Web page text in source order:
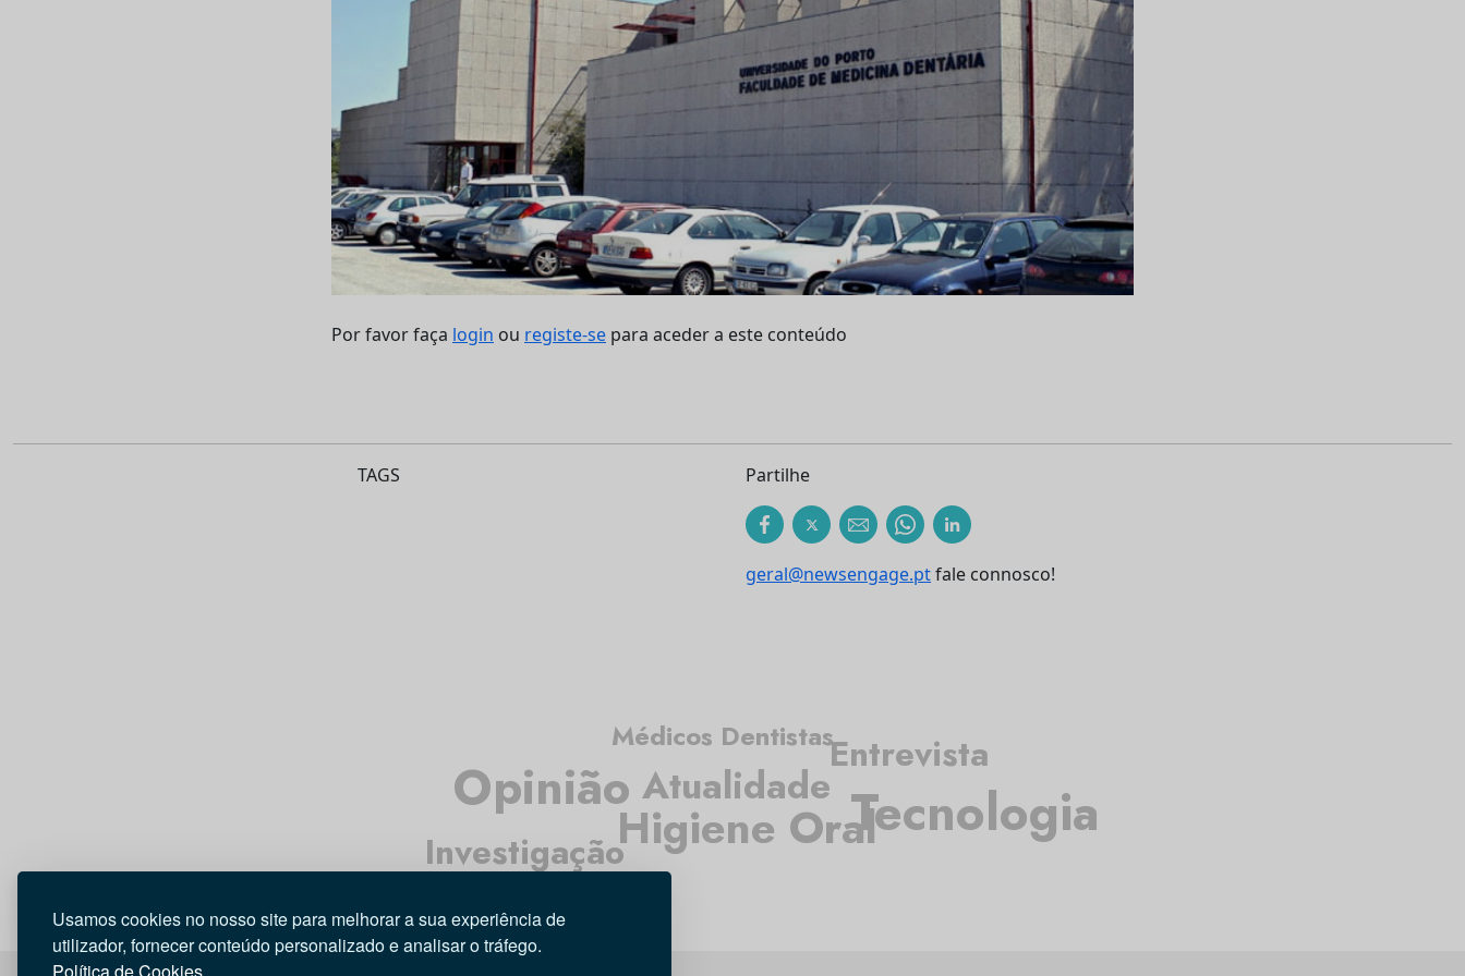
Usamos cookies no nosso site para melhorar a sua experiência de
utilizador, fornecer conteúdo personalizado e analisar o tráfego.
Por favor faça login ou registe-se para aceder a este conteúdo
TAGS Partilhe
geral@newsengage.ptfale connosco!
Atualidade
Médicos Dentistas
Higiene Oral
Entrevista
Opinião Tecnologia
Investigação